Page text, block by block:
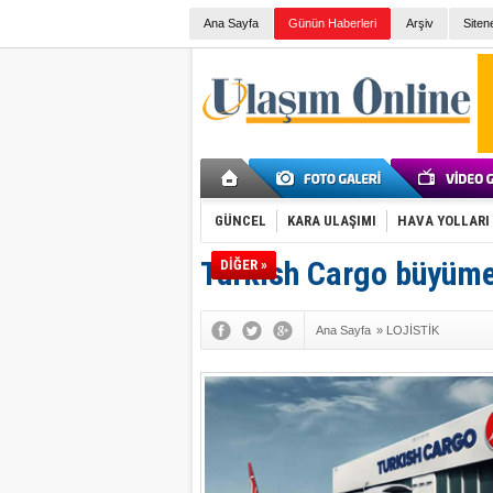
Ana Sayfa Günün Haberleri Arşiv
GÜNCEL KARA ULAŞIMI HAVA YOLLARI
DİĞER »
Turkish Cargo
Ana Sayfa » LOJİSTİK